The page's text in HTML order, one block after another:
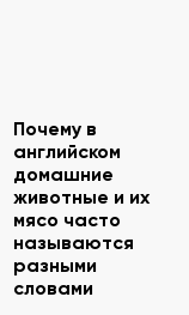
Почему в
английском
домашние
животные и их
мясо часто
называются
разными
словами